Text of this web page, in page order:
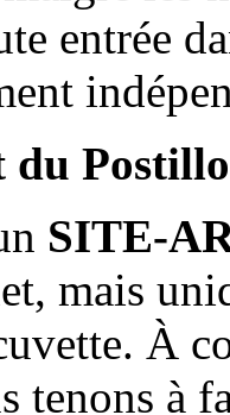
entrée
du
SITE-
mais
À
tenons à